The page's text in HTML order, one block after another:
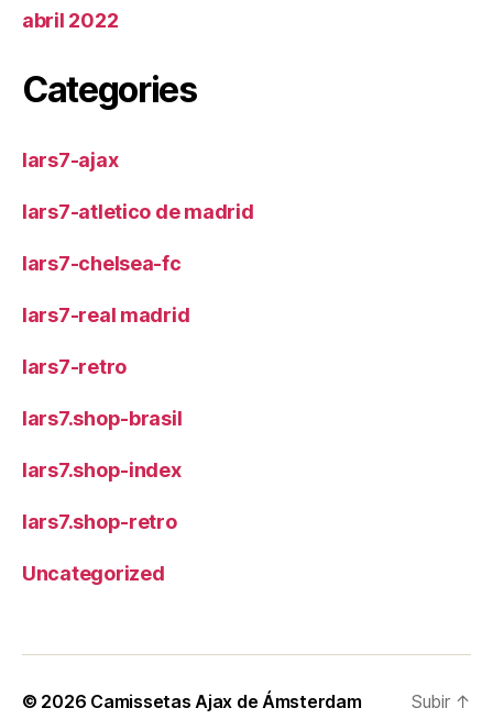
abril 2022
Categories
lars7-ajax
lars7-atletico de madrid
lars7-chelsea-fc
lars7-real madrid
lars7-retro
lars7.shop-brasil
lars7.shop-index
lars7.shop-retro
Uncategorized
© 2026 Camissetas Ajax de Ámsterdam
Subir ↑